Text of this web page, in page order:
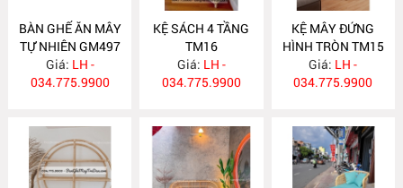
BÀN GHẾ ĂN MÂY
TỰ NHIÊN GM497
Giá: LH -
034.775.9900
KỆ SÁCH 4 TẦNG
TM16
Giá: LH -
034.775.9900
KỆ MÂY ĐỨNG
HÌNH TRÒN TM15
Giá: LH -
034.775.9900